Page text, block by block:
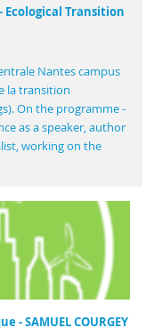
Ecological Transition
Nantes campus
la transition
On the programme -
as a speaker, author
working on the
- SAMUEL COURGEY